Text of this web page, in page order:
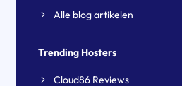
Alle blog artikelen
Trending Hosters
Cloud86 Reviews